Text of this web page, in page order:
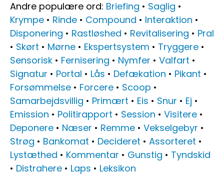
Andre populære ord: Briefing • Saglig •
Krympe • Rinde • Compound • Interaktion •
Disponering • Rastløshed • Revitalisering • Pral
• Skørt • Mørne • Ekspertsystem • Tryggere •
Sensorisk • Fernisering • Nymfer • Valfart •
Signatur • Portal • Lås • Defækation • Pikant •
Forsømmelse • Forcere • Scoop •
Samarbejdsvillig • Primært • Eis • Snur • Ej •
Emission • Politirapport • Session • Visitere •
Deponere • Næser • Remme • Vekselgebyr •
Strøg • Bankomat • Decideret • Assorteret •
Lystæthed • Kommentar • Gunstig • Tyndskid
• Distrahere • Laps • Leksikon